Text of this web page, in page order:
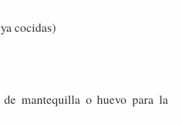
cocidas)
mantequilla o huevo para la